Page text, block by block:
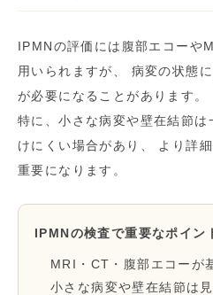
IPMNの評価には腹部エコーや
用いられますが、 病変の状態
が必要になることがあります。
特に、小さな病変や壁在結節
けにくい場合があり、 より詳
重要になります。
IPMNの検査で重要なポイン
MRI・CT・腹部エコーが
小さな病変や壁在結節は